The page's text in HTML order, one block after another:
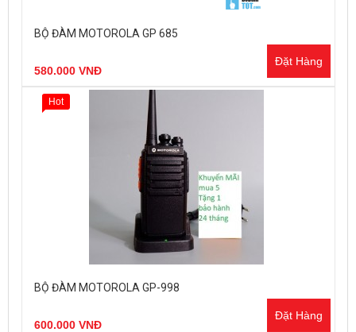
BỘ ĐÀM MOTOROLA GP 685
580.000 VNĐ
Đặt Hàng
BỘ ĐÀM MOTOROLA GP-998
600.000 VNĐ
Đặt Hàng
Hot